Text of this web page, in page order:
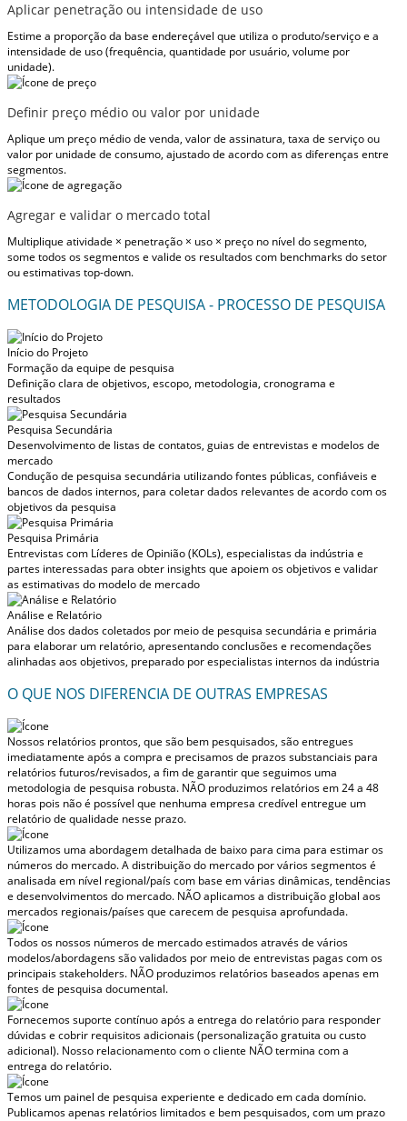
Aplicar penetração ou intensidade de uso
Estime a proporção da base endereçável que utiliza o produto/serviço e a
intensidade de uso (frequência, quantidade por usuário, volume por
unidade).
Definir preço médio ou valor por unidade
Aplique um preço médio de venda, valor de assinatura, taxa de serviço ou
valor por unidade de consumo, ajustado de acordo com as diferenças entre
segmentos.
Agregar e validar o mercado total
Multiplique atividade × penetração × uso × preço no nível do segmento,
some todos os segmentos e valide os resultados com benchmarks do setor
ou estimativas top-down.
METODOLOGIA DE PESQUISA - PROCESSO DE PESQUISA
Início do Projeto
Formação da equipe de pesquisa
Definição clara de objetivos, escopo, metodologia, cronograma e
resultados
Pesquisa Secundária
Desenvolvimento de listas de contatos, guias de entrevistas e modelos de
mercado
Condução de pesquisa secundária utilizando fontes públicas, confiáveis e
bancos de dados internos, para coletar dados relevantes de acordo com os
objetivos da pesquisa
Pesquisa Primária
Entrevistas com Líderes de Opinião (KOLs), especialistas da indústria e
partes interessadas para obter insights que apoiem os objetivos e validar
as estimativas do modelo de mercado
Análise e Relatório
Análise dos dados coletados por meio de pesquisa secundária e primária
para elaborar um relatório, apresentando conclusões e recomendações
alinhadas aos objetivos, preparado por especialistas internos da indústria
O QUE NOS DIFERENCIA DE OUTRAS EMPRESAS
Nossos relatórios prontos, que são bem pesquisados, são entregues
imediatamente após a compra e precisamos de prazos substanciais para
relatórios futuros/revisados, a fim de garantir que seguimos uma
metodologia de pesquisa robusta. NÃO produzimos relatórios em 24 a 48
horas pois não é possível que nenhuma empresa credível entregue um
relatório de qualidade nesse prazo.
Utilizamos uma abordagem detalhada de baixo para cima para estimar os
números do mercado. A distribuição do mercado por vários segmentos é
analisada em nível regional/país com base em várias dinâmicas, tendências
e desenvolvimentos do mercado. NÃO aplicamos a distribuição global aos
mercados regionais/paísesque carecem de pesquisa aprofundada.
Todos os nossos números de mercado estimados através de vários
modelos/abordagens são validados por meio de entrevistas pagas com os
principais stakeholders. NÃO produzimos relatórios baseados apenas em
fontes de pesquisa documental.
Fornecemos suporte contínuo após a entrega do relatório para responder
dúvidas e cobrir requisitos adicionais (personalização gratuita ou custo
adicional). Nosso relacionamento com o cliente NÃO termina com a
entrega do relatório.
Temos um painel de pesquisa experiente e dedicado em cada domínio.
Publicamos apenas relatórios limitados e bem pesquisados, com um prazo